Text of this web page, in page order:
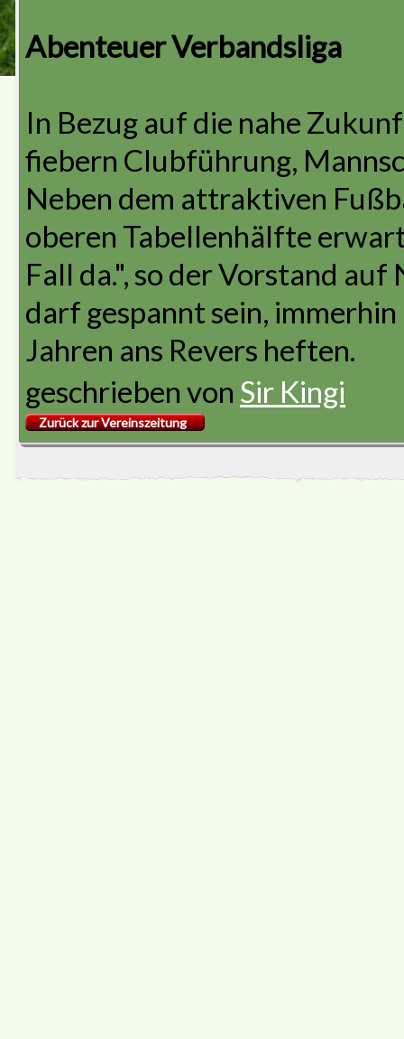
Abenteuer Verbandsliga
In Bezug auf die nahe
fiebern Clubführung,
Neben dem attraktiven
oberen Tabellenhälfte
Fall da.", so der Vorstand
darf gespannt sein,
Jahren ans Revers heften.
geschrieben von Sir Kingi
Zurück zur Vereinszeitung